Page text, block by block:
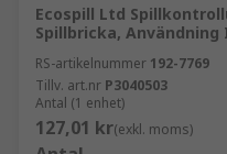
skyddsbarriärer
vätskor rinner ner i
spillkontrollför
av spillutrustning,
användning på
Ecospill Ltd
Spillbricka,
RS-artikelnummer 192-7769
Tillv. art.nr P3040503
Antal (1 enhet)
127,01 kr(exkl. moms)